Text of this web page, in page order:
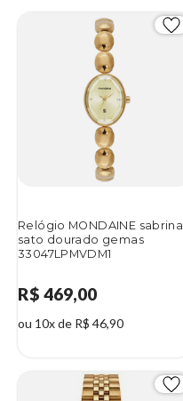
Relógio MONDAINE sabrina
sato dourado gemas
33047LPMVDM1
R$ 469,00
ou 10x de R$ 46,90